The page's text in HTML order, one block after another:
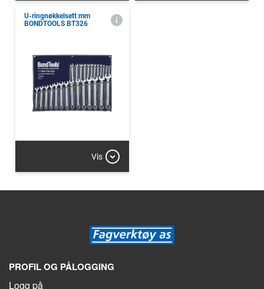
U-ringnøkkelsett mm
BONDTOOLS BT326
Vis
PROFIL OG PÅLOGGING
Logg på